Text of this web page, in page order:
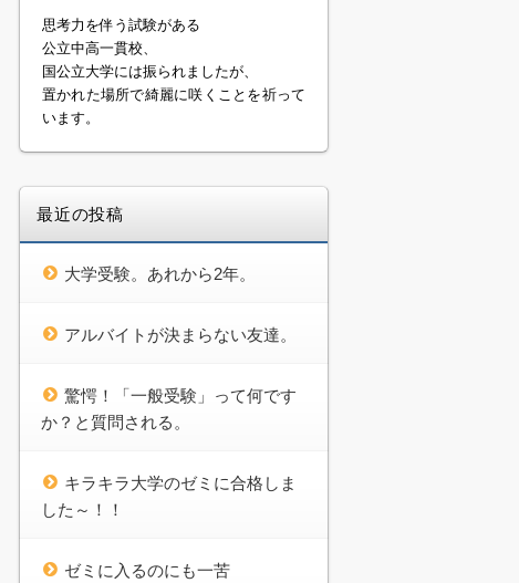
思考力を伴う試験がある
公立中高一貫校、
国公立大学には振られましたが、
置かれた場所で綺麗に咲くことを祈って
います。
最近の投稿
大学受験。あれから2年。
アルバイトが決まらない友達。
驚愕！「一般受験」って何です
か？と質問される。
キラキラ大学のゼミに合格しま
した～！！
ゼミに入るのにも一苦